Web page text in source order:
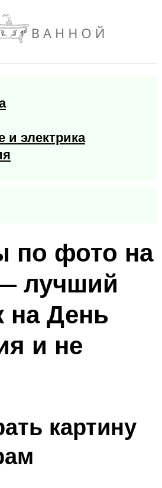
и электрика
по фото на
лучший
на День
и не
картину